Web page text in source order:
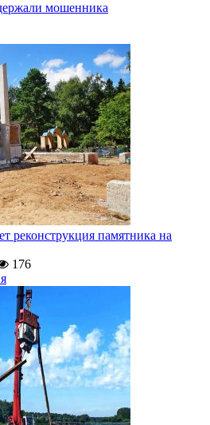
мошенника
реконструкция памятника на
176